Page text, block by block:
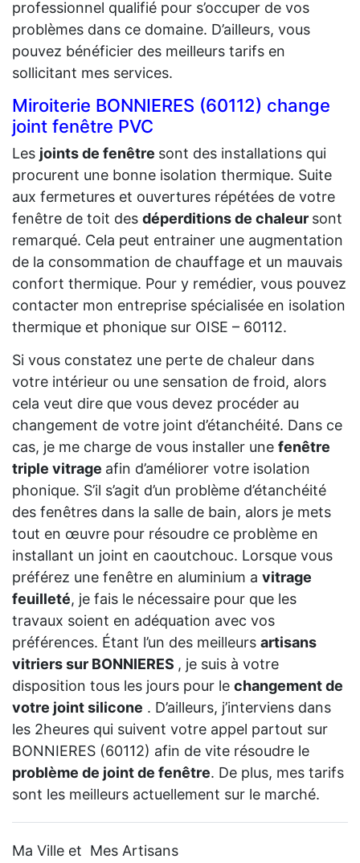
professionnel qualifié pour s’occuper de vos
problèmes dans ce domaine. D’ailleurs, vous
pouvez bénéficier des meilleurs tarifs en
sollicitant mes services.
Miroiterie BONNIERES (60112) change
joint fenêtre PVC
Les joints de fenêtre sont des installations qui
procurent une bonne isolation thermique. Suite
aux fermetures et ouvertures répétées de votre
fenêtre de toit des déperditions de chaleur sont
remarqué. Cela peut entrainer une augmentation
de la consommation de chauffage et un mauvais
confort thermique. Pour y remédier, vous pouvez
contacter mon entreprise spécialisée en isolation
thermique et phonique sur OISE – 60112.
Si vous constatez une perte de chaleur dans
votre intérieur ou une sensation de froid, alors
cela veut dire que vous devez procéder au
changement de votre joint d’étanchéité. Dans ce
cas, je me charge de vous installer une fenêtre
triple vitrage afin d’améliorer votre isolation
phonique. S’il s’agit d’un problème d’étanchéité
des fenêtres dans la salle de bain, alors je mets
tout en œuvre pour résoudre ce problème en
installant un joint en caoutchouc. Lorsque vous
préférez une fenêtre en aluminium a vitrage
feuilleté, je fais le nécessaire pour que les
travaux soient en adéquation avec vos
préférences. Étant l’un des meilleurs artisans
vitriers sur BONNIERES , je suis à votre
disposition tous les jours pour le changement de
votre joint silicone . D’ailleurs, j’interviens dans
les 2heures qui suivent votre appel partout sur
BONNIERES (60112) afin de vite résoudre le
problème de joint de fenêtre. De plus, mes tarifs
sont les meilleurs actuellement sur le marché.
Ma Ville et Mes Artisans